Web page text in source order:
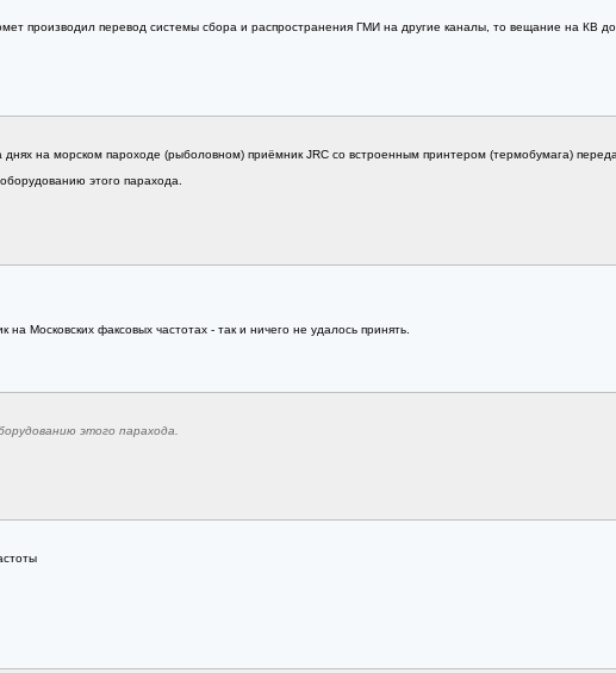
производил перевод системы сбора и распространения ГМИ на другие каналы, то вещание на
на морском пароходе (рыболовном) приёмник JRC со встроенным принтером (термобумага)
этого парахода.
Московских факсовых частотах - так и ничего не удалось принять.
этого парахода.